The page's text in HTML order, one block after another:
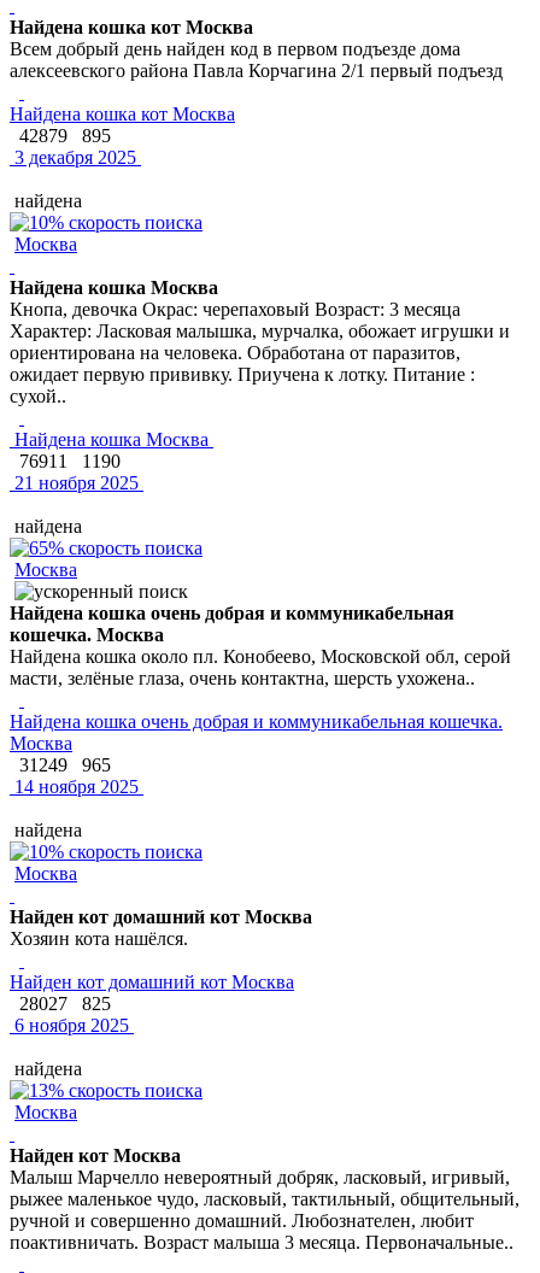
Найдена кошка кот Москва
Всем добрый день найден код в первом подъезде дома
алексеевского района Павла Корчагина 2/1 первый подъезд
Найдена кошка кот Москва
42879
895
3 декабря 2025
найдена
Москва
Найдена кошка Москва
Кнопа, девочка Окрас: черепаховый Возраст: 3 месяца
Характер: Ласковая малышка, мурчалка, обожает игрушки и
ориентирована на человека. Обработана от паразитов,
ожидает первую прививку. Приучена к лотку. Питание :
сухой..
Найдена кошка Москва
76911
1190
21 ноября 2025
найдена
Москва
Найдена кошка очень добрая и коммуникабельная
кошечка. Москва
Найдена кошка около пл. Конобеево, Московской обл, серой
масти, зелёные глаза, очень контактна, шерсть ухожена..
Найдена кошка очень добрая и коммуникабельная кошечка.
Москва
31249
965
14 ноября 2025
найдена
Москва
Найден кот домашний кот Москва
Хозяин кота нашёлся.
Найден кот домашний кот Москва
28027
825
6 ноября 2025
найдена
Москва
Найден кот Москва
Малыш Марчелло невероятный добряк, ласковый, игривый,
рыжее маленькое чудо, ласковый, тактильный, общительный,
ручной и совершенно домашний. Любознателен, любит
поактивничать. Возраст малыша 3 месяца. Первоначальные..